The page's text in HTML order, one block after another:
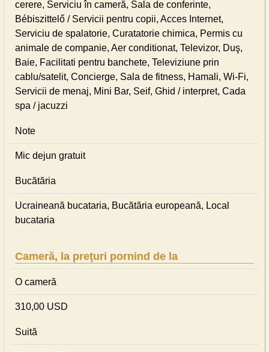
cerere, Serviciu în cameră, Sala de conferinte,
Bébiszittelő / Servicii pentru copii, Acces Internet,
Serviciu de spalatorie, Curatatorie chimica, Permis cu
animale de companie, Aer conditionat, Televizor, Duş,
Baie, Facilitati pentru banchete, Televiziune prin
cablu/satelit, Concierge, Sala de fitness, Hamali, Wi-Fi,
Servicii de menaj, Mini Bar, Seif, Ghid / interpret, Cada
spa / jacuzzi
Note
Mic dejun gratuit
Bucătăria
Ucraineană bucataria, Bucătăria europeană, Local
bucataria
Cameră, la preţuri pornind de la
O cameră
310,00 USD
Suită